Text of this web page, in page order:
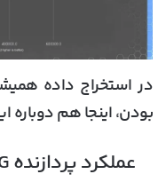
بودن، اینجا هم دوباره
عملکرد پردازنده Ryzen 5 8600G در Blender